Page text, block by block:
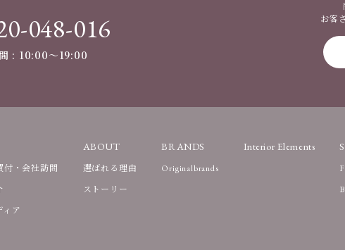
048-016
: 10:00〜19:00
お客
付・会社訪問
ィア
ABOUT
選ばれる理由
ストーリー
BRANDS
Originalbrands
Interior Elements